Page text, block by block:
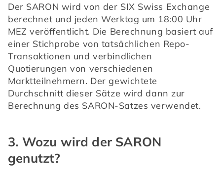
Der SARON wird von der SIX Swiss Exchange
berechnet und jeden Werktag um 18:00 Uhr
MEZ veröffentlicht. Die Berechnung basiert auf
einer Stichprobe von tatsächlichen Repo-
Transaktionen und verbindlichen
Quotierungen von verschiedenen
Marktteilnehmern. Der gewichtete
Durchschnitt dieser Sätze wird dann zur
Berechnung des SARON-Satzes verwendet.
3. Wozu wird der SARON
genutzt?